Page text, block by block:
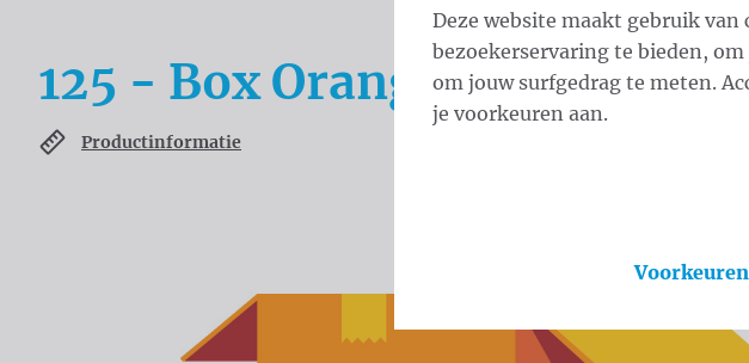
125 - Box Orange2 Product
Productinformatie
Deze website maakt gebruik
bezoekerservaring te bieden,
om jouw surfgedrag te meten.
je voorkeuren aan.